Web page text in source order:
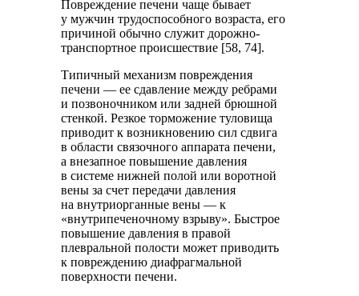
Повреждение печени чаще бывает
у мужчин трудоспособного возраста, его
причиной обычно служит дорожно-
транспортное происшествие [58, 74].
Типичный механизм повреждения
печени — ее сдавление между ребрами
и позвоночником или задней брюшной
стенкой. Резкое торможение туловища
приводит к возникновению сил сдвига
в области связочного аппарата печени,
а внезапное повышение давления
в системе нижней полой или воротной
вены за счет передачи давления
на внутриорганные вены — к
«внутрипеченочному взрыву». Быстрое
повышение давления в правой
плевральной полости может приводить
к повреждению диафрагмальной
поверхности печени.